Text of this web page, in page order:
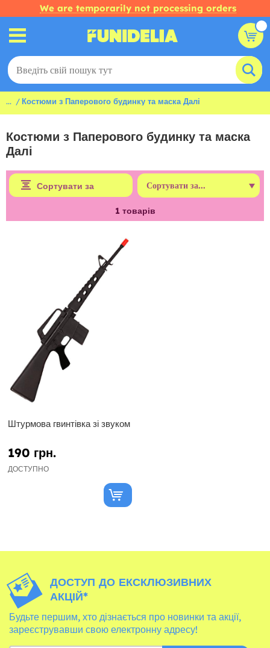
We are temporarily not processing orders
... Костюми з Паперового будинку та маска Далі
Костюми з Паперового будинку та маска
Далі
Сортувати за
1 товарів
Штурмова гвинтівка зі звуком
190 грн.
ДОСТУПНО
ДОСТУП ДО ЕКСКЛЮЗИВНИХ
АКЦІЙ*
Будьте першим, хто дізнається про новинки та акції,
зареєструвавши свою електронну адресу!